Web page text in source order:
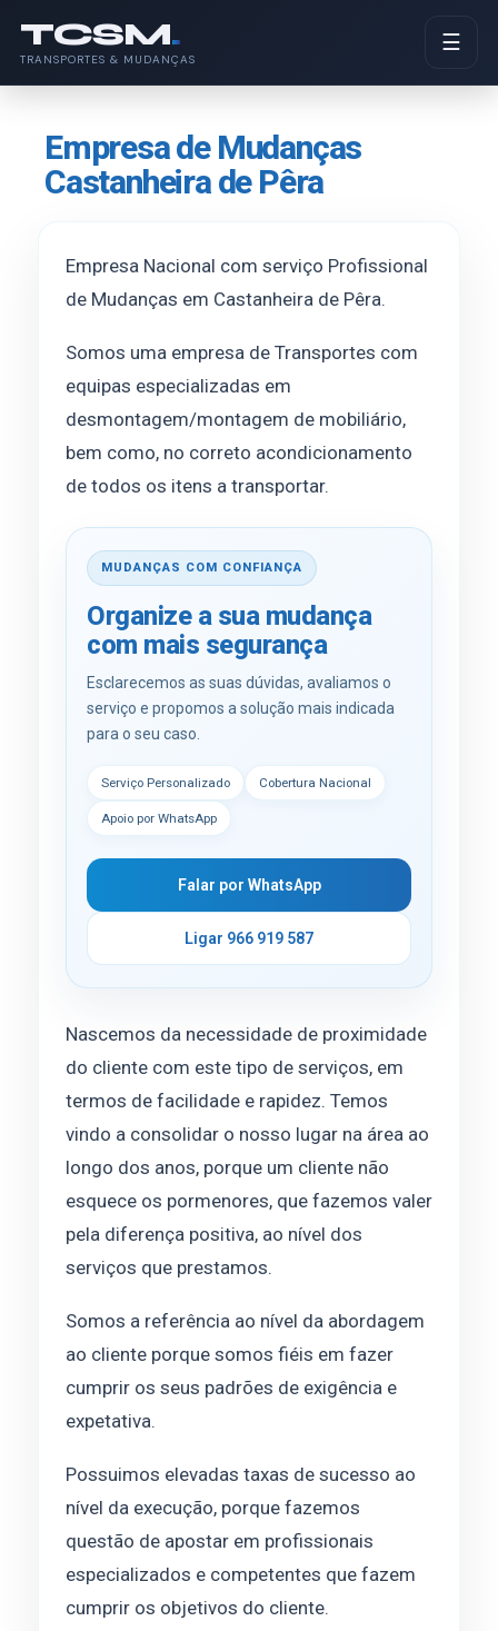
TCSM.
TRANSPORTES & MUDANÇAS
☰
Empresa de Mudanças
Castanheira de Pêra
Empresa Nacional com serviço Profissional
de Mudanças em Castanheira de Pêra.
Somos uma empresa de Transportes com
equipas especializadas em
desmontagem/montagem de mobiliário,
bem como, no correto acondicionamento
de todos os itens a transportar.
MUDANÇAS COM CONFIANÇA
Organize a sua mudança
com mais segurança
Esclarecemos as suas dúvidas, avaliamos o
serviço e propomos a solução mais indicada
para o seu caso.
Serviço Personalizado Cobertura Nacional
Apoio por WhatsApp
Falar por WhatsApp
Ligar 966 919 587
Nascemos da necessidade de proximidade
do cliente com este tipo de serviços, em
termos de facilidade e rapidez. Temos
vindo a consolidar o nosso lugar na área ao
longo dos anos, porque um cliente não
esquece os pormenores, que fazemos valer
pela diferença positiva, ao nível dos
serviços que prestamos.
Somos a referência ao nível da abordagem
ao cliente porque somos fiéis em fazer
cumprir os seus padrões de exigência e
expetativa.
Possuimos elevadas taxas de sucesso ao
nível da execução, porque fazemos
questão de apostar em profissionais
especializados e competentes que fazem
cumprir os objetivos do cliente.